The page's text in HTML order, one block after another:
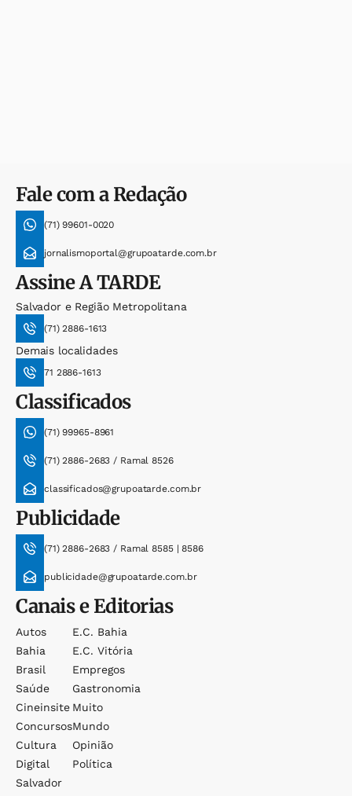
Fale com a Redação
(71) 99601-0020
jornalismoportal@grupoatarde.com.br
AssineA TARDE
Salvador e Região Metropolitana
(71) 2886-1613
Demais localidades
71 2886-1613
Classificados
(71) 99965-8961
(71) 2886-2683 / Ramal 8526
classificados@grupoatarde.com.br
Publicidade
(71) 2886-2683 / Ramal 8585 | 8586
publicidade@grupoatarde.com.br
Canais e Editorias
Autos
Bahia
Brasil
Saúde
Cineinsite
Concursos
Cultura
Digital
Salvador
E.c. Bahia
E.c. Vitória
Empregos
Gastronomia
Muito
Mundo
Opinião
Política